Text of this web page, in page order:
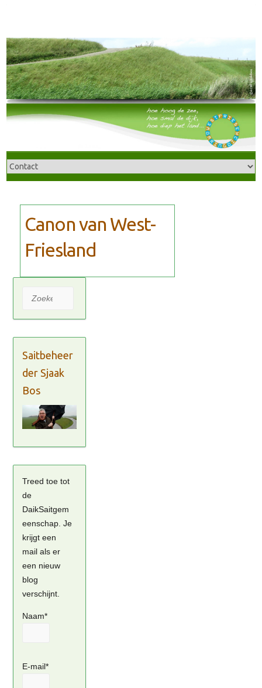
Zoeken
Saitbeheer
der Sjaak
Bos
Treed toe tot
de
DaikSaitgem
eenschap. Je
krijgt een
mail als er
een nieuw
blog
verschijnt.
Naam*
E-mail*